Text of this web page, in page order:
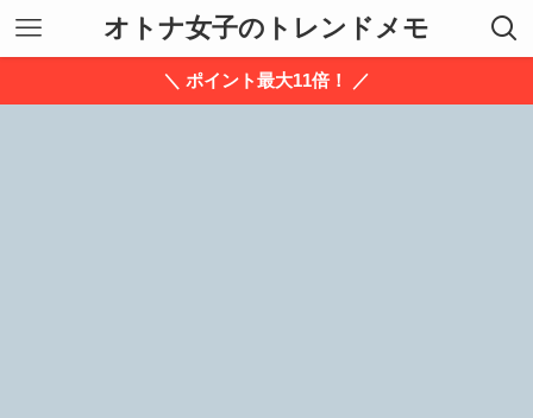
オトナ女子のトレンドメモ
＼ ポイント最大11倍！ ／